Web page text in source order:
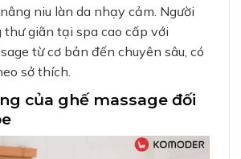
niu làn da nhạy cảm. Người
thư giãn tại spa cao cấp với
từ cơ bản đến chuyên sâu, có
sở thích.
của ghế massage đối